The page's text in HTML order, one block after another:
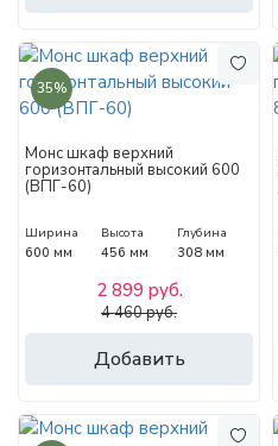
35%
Монс шкаф верхний
горизонтальный высокий 600
(ВПГ-60)
Ширина
600 мм
Высота
456 мм
Глубина
308 мм
Добавить
2 899 руб.
4 460 руб.